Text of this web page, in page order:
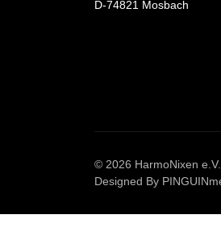
D-74821 Mosbach
© 2026 HarmoNixen
Designed By